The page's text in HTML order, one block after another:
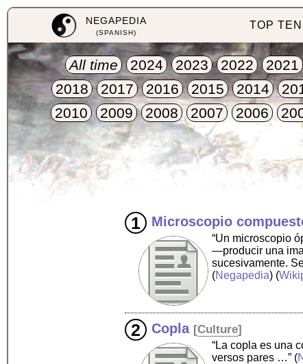
NEGAPEDIA
(SPANISH)
TOP
All time 2024 2023 2022 2021
2018
2017 2016 2015 2014
2010
2009 2008 2007 2006
Microscopio
“Un microscopio
—producir una
sucesivamente.
(Negapedia) (
Copla [Culture]
“La copla es una
versos pares …” (